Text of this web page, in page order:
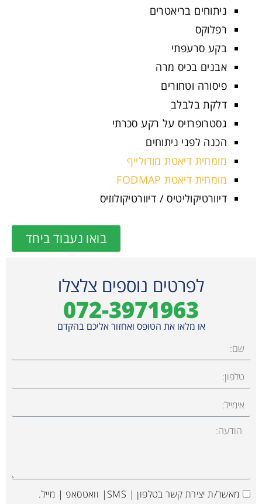
ניתוחים בריאטרים
רפלוקס
בקע סרעפתי
אבנים בכיס מרה
פיסורה וטחורים
דלקת בלבלב
גסטרופרזיס על רקע סכרתי
הכנה לפני ניתוחים
מומחית דיאטת מודולייף
מומחית דיאטת FODMAP
דיוורטיקוליטיס / דיוורטיקולוזיס
בואו נעבוד ביחד
לפרטים נוספים צלצלו
072-3971963
או מלאו את הטופס ואחזור אליכם בהקדם
מאשר/ת יצירת קשר בטלפון | SMS| וואטסאפ | מייל.